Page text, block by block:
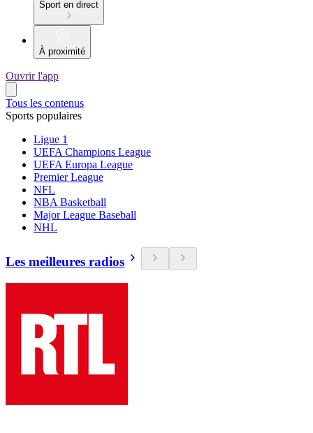
Sport en direct
À proximité
Ouvrir l'app
Tous les contenus
Sports populaires
Ligue 1
UEFA Champions League
UEFA Europa League
Premier League
NFL
NBA Basketball
Major League Baseball
NHL
Les meilleures radios